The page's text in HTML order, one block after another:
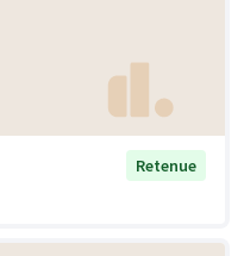
Retenue